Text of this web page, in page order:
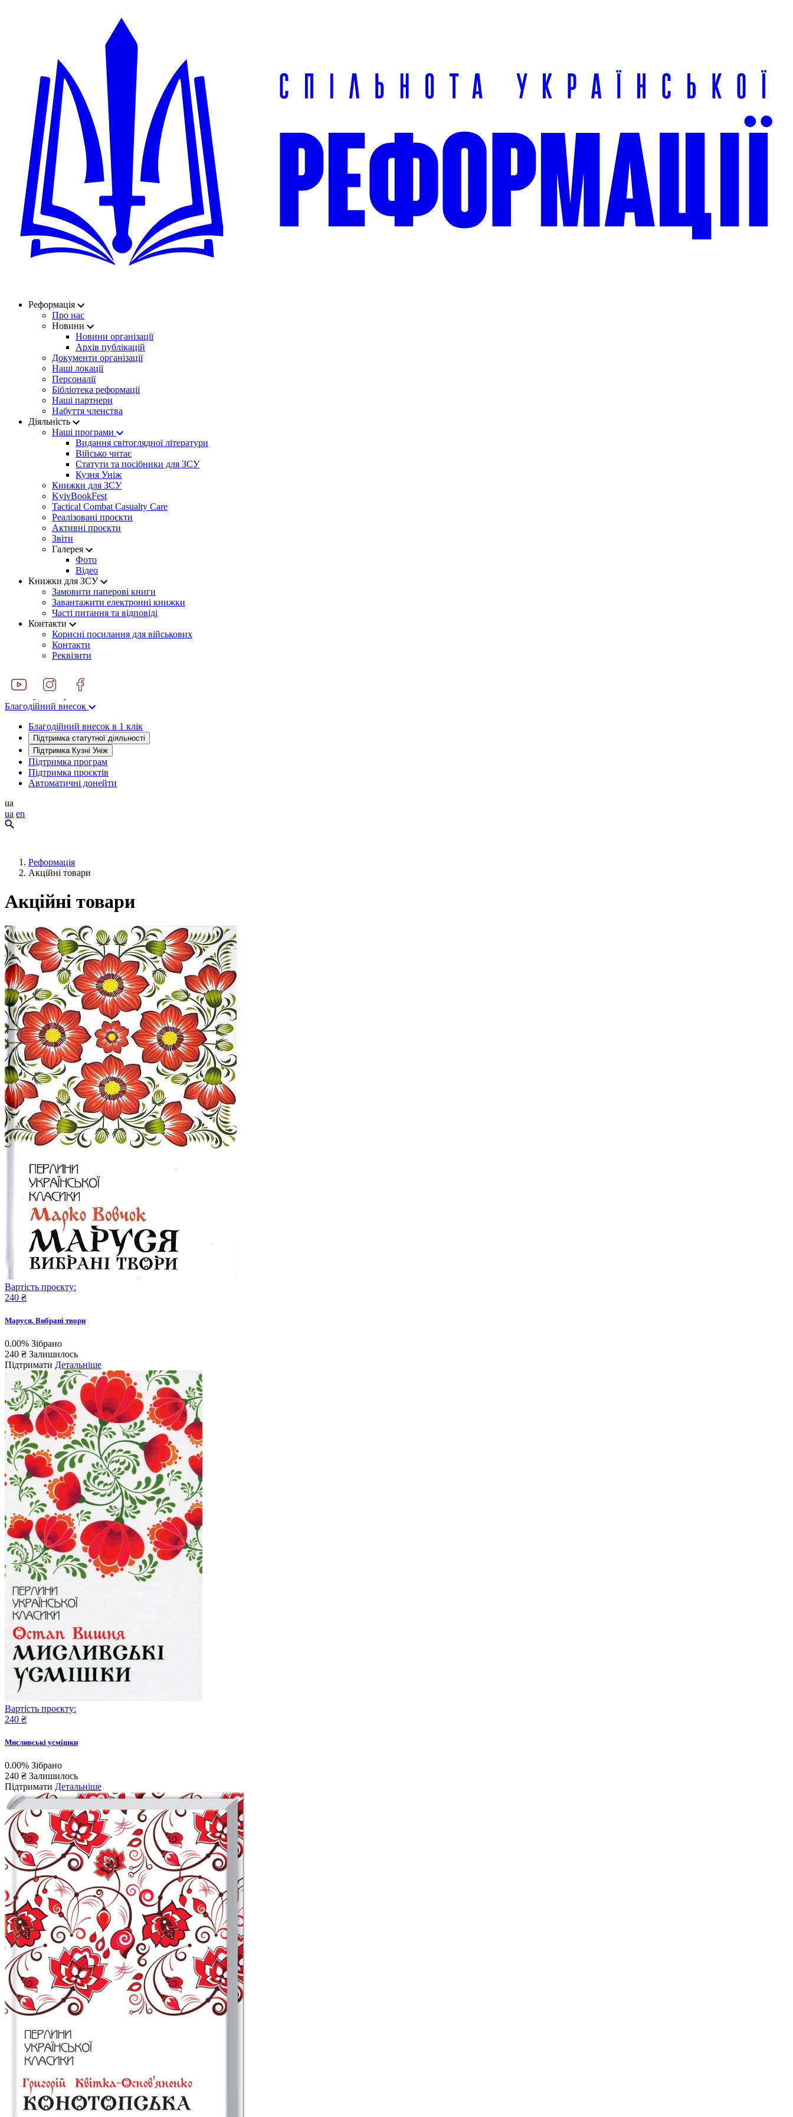
Реформація
Про нас
Новини
Новини організації
Архів публікацій
Документи організації
Наші локації
Персоналії
Бібліотека реформації
Наші партнери
Набуття членства
Діяльність
Наші програми
Видання світоглядної літератури
Військо читає
Статути та посібники для ЗСУ
Кузня Уніж
Книжки для ЗСУ
KyivBookFest
Tactical Combat Casualty Care
Реалізовані проєкти
Активні проєкти
Звіти
Галерея
Фото
Відео
Книжки для ЗСУ
Замовити паперові книги
Завантажити електронні книжки
Часті питання та відповіді
Контакти
Корисні посилання для військових
Контакти
Реквізити
Благодійний внесок
Благодійний внесок в 1 клік
Підтримка статутної діяльності
Підтримка Кузні Уніж
Підтримка програм
Підтримка проєктів
Автоматичні донейти
ua
ua en
Реформація
Акційні товари
Акційні товари
Вартість проєкту:
240 ₴
Маруся. Вибрані твори
0.00% Зібрано
240 ₴ Залишилось
Підтримати Детальніше
Вартість проєкту:
240 ₴
Мисливські усмішки
0.00% Зібрано
240 ₴ Залишилось
Підтримати Детальніше